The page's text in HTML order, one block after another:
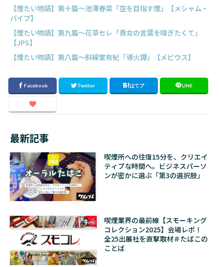
【煙たい物語】第十篇～池澤春菜「空を目指す煙」【メシャム・
パイプ】
【煙たい物語】第九篇～花草セレ「貴女の言葉を嗅ぎたくて」
【JPS】
【煙たい物語】第八篇～斜線堂有紀「導火譚」【メビウス】
最新記事
喫煙所への往復15分を、クリエイ
ティブな時間へ。ビジネスパーソ
ンが密かに選ぶ「第3の選択肢」
喫煙業界の最前線【スモーキング
コレクション2025】会場レポ！
全25出展社を直撃取材＃たばこの
ことば